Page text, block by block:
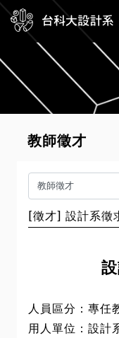
教師徵才
[徵才] 設計系徵
人員區分：專任
用人單位：設計